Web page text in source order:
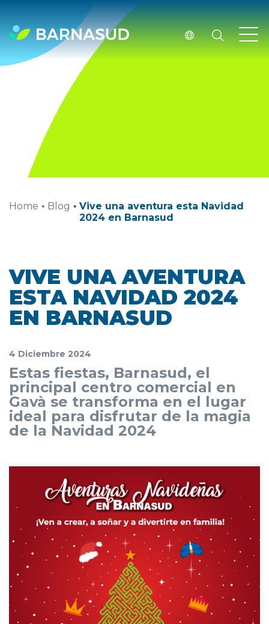
Home · Blog · Vive una aventura esta Navidad
2024 en Barnasud
VIVE UNA AVENTURA
ESTA NAVIDAD 2024
EN BARNASUD
4 Diciembre 2024
Estas fiestas, Barnasud, el
principal centro comercial en
Gavà se transforma en el lugar
ideal para disfrutar de la magia
de la Navidad 2024